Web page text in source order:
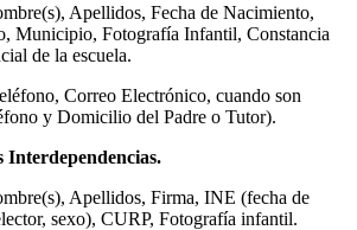
Apellidos, Fecha de Nacimiento,
Municipio, Fotografía Infantil, Constancia
de la escuela.
Correo Electrónico, cuando son
y Domicilio del Padre o Tutor).
Interdependencias.
Apellidos, Firma, INE (fecha de
sexo), CURP, Fotografía infantil.